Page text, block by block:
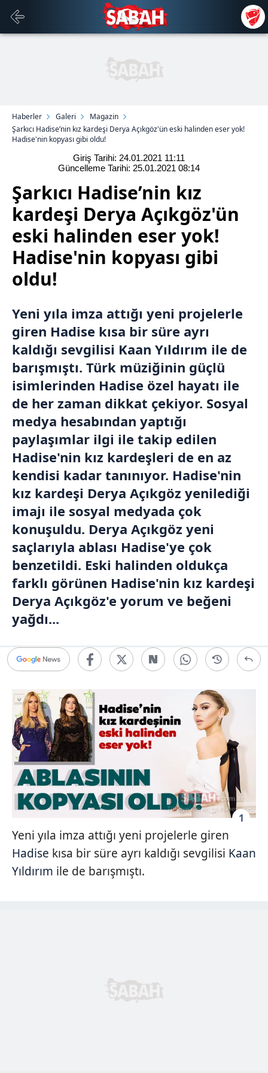
Haberler Galeri
Magazin
Şarkıcı Hadise’nin kız kardeşi Derya Açıkgöz'ün eski halinden eser yok!
Hadise'nin kopyası gibi oldu!
Giriş Tarihi: 24.01.2021 11:11
Güncelleme Tarihi: 25.01.2021 08:14
Şarkıcı Hadise’nin kız
kardeşi Derya Açıkgöz'ün
eski halinden eser yok!
Hadise'nin kopyası gibi
oldu!
Yeni yıla imza attığı yeni projelerle
giren Hadise kısa bir süre ayrı
kaldığı sevgilisi Kaan Yıldırım ile de
barışmıştı. Türk müziğinin güçlü
isimlerinden Hadise özel hayatı ile
de her zaman dikkat çekiyor. Sosyal
medya hesabından yaptığı
paylaşımlar ilgi ile takip edilen
Hadise'nin kız kardeşleri de en az
kendisi kadar tanınıyor. Hadise'nin
kız kardeşi Derya Açıkgöz yenilediği
imajı ile sosyal medyada çok
konuşuldu. Derya Açıkgöz yeni
saçlarıyla ablası Hadise'ye çok
benzetildi. Eski halinden oldukça
farklı görünen Hadise'nin kız kardeşi
Derya Açıkgöz'e yorum ve beğeni
yağdı...
1
Yeni yıla imza attığı yeni projelerle giren
Hadise kısa bir süre ayrı kaldığı sevgilisi Kaan
Yıldırım ile de barışmıştı.